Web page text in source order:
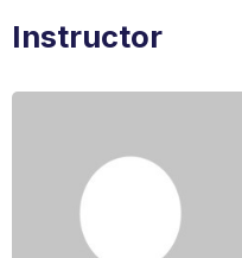
Instructor